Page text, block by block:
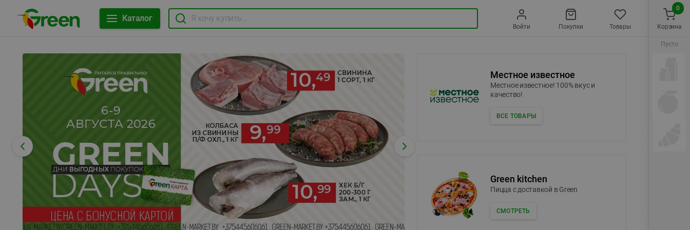
Каталог
Войти Покупки Товары
Местное известное
Местное известное! 100% вкус и
качество!
ВСЕ ТОВАРЫ
Green kitchen
Пицца c доставкой в Green
СМОТРЕТЬ
Корзина
0
Пусто